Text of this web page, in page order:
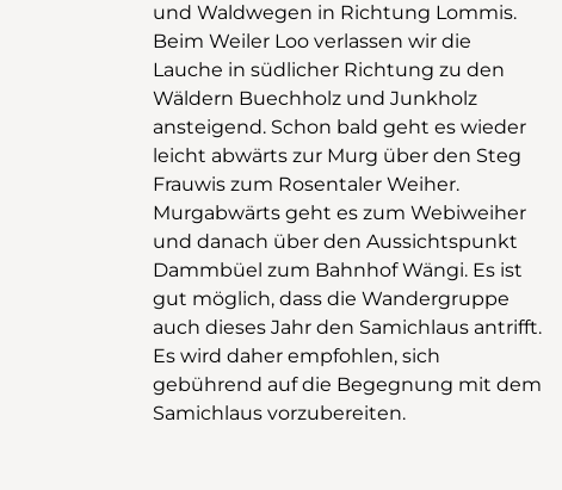
und Waldwegen in Richtung Lommis.
Beim Weiler Loo verlassen wir die
Lauche in südlicher Richtung zu den
Wäldern Buechholz und Junkholz
ansteigend. Schon bald geht es wieder
leicht abwärts zur Murg über den Steg
Frauwis zum Rosentaler Weiher.
Murgabwärts geht es zum Webiweiher
und danach über den Aussichtspunkt
Dammbüel zum Bahnhof Wängi. Es ist
gut möglich, dass die Wandergruppe
auch dieses Jahr den Samichlaus antrifft.
Es wird daher empfohlen, sich
gebührend auf die Begegnung mit dem
Samichlaus vorzubereiten.